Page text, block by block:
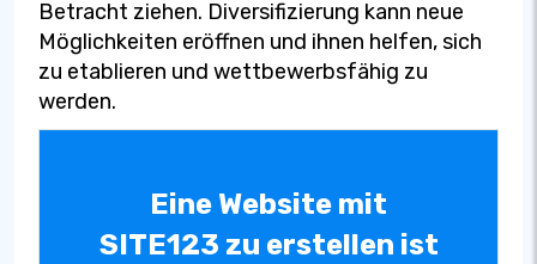
Betracht ziehen. Diversifizierung kann neue
Möglichkeiten eröffnen und ihnen helfen, sich
zu etablieren und wettbewerbsfähig zu
werden.
Eine Website mit
SITE123 zu erstellen ist